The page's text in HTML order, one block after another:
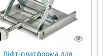
Ліфт-платформа для